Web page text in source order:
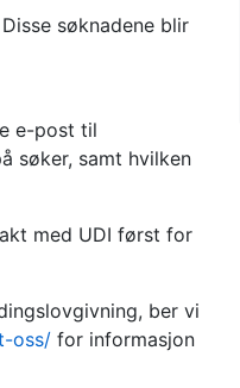
søknadene blir
e-post til
søker, samt hvilken
med UDI først for
ber vi
oss/ for informasjon